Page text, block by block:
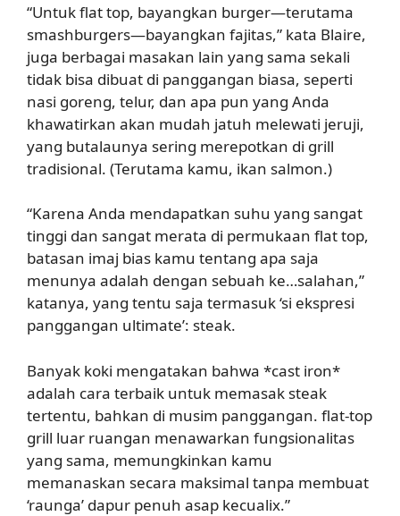
“Untuk flat top, bayangkan burger—terutama
smashburgers—bayangkan fajitas,” kata Blaire,
juga berbagai masakan lain yang sama sekali
tidak bisa dibuat di panggangan biasa, seperti
nasi goreng, telur, dan apa pun yang Anda
khawatirkan akan mudah jatuh melewati jeruji,
yang butalaunya sering merepotkan di grill
tradisional. (Terutama kamu, ikan salmon.)
“Karena Anda mendapatkan suhu yang sangat
tinggi dan sangat merata di permukaan flat top,
batasan imaj bias kamu tentang apa saja
menunya adalah dengan sebuah ke…salahan,”
katanya, yang tentu saja termasuk ‘si ekspresi
panggangan ultimate’: steak.
Banyak koki mengatakan bahwa *cast iron*
adalah cara terbaik untuk memasak steak
tertentu, bahkan di musim panggangan. flat-top
grill luar ruangan menawarkan fungsionalitas
yang sama, memungkinkan kamu
memanaskan secara maksimal tanpa membuat
‘raunga’ dapur penuh asap kecualix.”